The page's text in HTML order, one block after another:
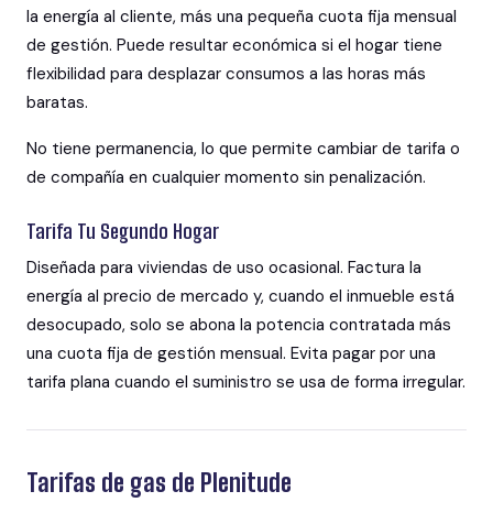
la energía al cliente, más una pequeña cuota fija mensual
de gestión. Puede resultar económica si el hogar tiene
flexibilidad para desplazar consumos a las horas más
baratas.
No tiene permanencia, lo que permite cambiar de tarifa o
de compañía en cualquier momento sin penalización.
Tarifa Tu Segundo Hogar
Diseñada para viviendas de uso ocasional. Factura la
energía al precio de mercado y, cuando el inmueble está
desocupado, solo se abona la potencia contratada más
una cuota fija de gestión mensual. Evita pagar por una
tarifa plana cuando el suministro se usa de forma irregular.
Tarifas de gas de Plenitude